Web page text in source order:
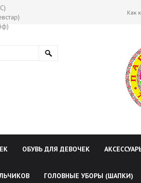
Как
ОБУВЬ ДЛЯ ДЕВОЧЕК
ГОЛОВНЫЕ УБОРЫ (ШАПКИ)